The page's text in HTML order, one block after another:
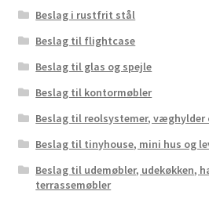
Beslag i rustfrit stål
Beslag til flightcase
Beslag til glas og spejle
Beslag til kontormøbler
Beslag til reolsystemer, væghylder
Beslag til tinyhouse, mini hus og
Beslag til udemøbler, udekøkken,
terrassemøbler